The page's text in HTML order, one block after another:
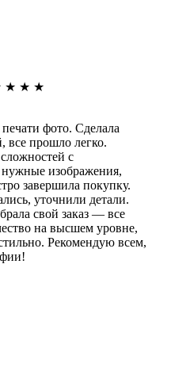
★ ★ ★
фото. Сделала
все прошло легко.
с
изображения,
завершила покупку.
уточнили детали.
свой заказ — все
на высшем уровне,
Рекомендую всем,